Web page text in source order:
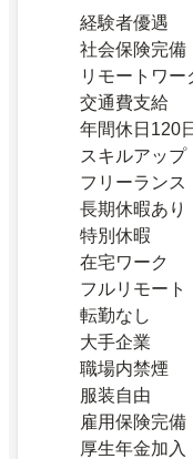
経験者優遇
社会保険完備
リモートワー
交通費支給
年間休日120
スキルアップ
フリーランス
長期休暇あり
特別休暇
在宅ワーク
フルリモート
転勤なし
大手企業
職場内禁煙
服装自由
雇用保険完備
厚生年金加入